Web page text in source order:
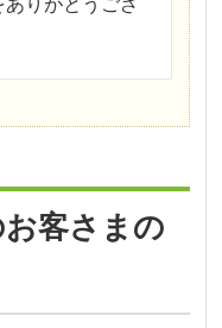
客さまの